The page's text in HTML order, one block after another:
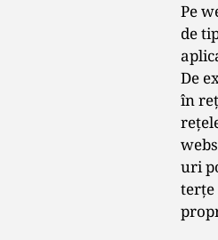
Pe
de
De
în
uri
terţe